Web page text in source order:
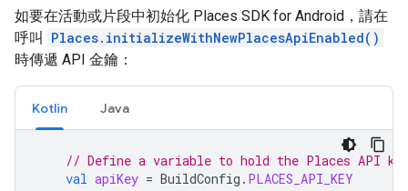
如要在活動或片段中初始化 Places SDK for Android，請在
呼叫
Places.initializeWithNewPlacesApiEnabled()
時傳遞 API 金鑰：
Kotlin Java
// Define a variable to hold the Places API
val apiKey = BuildConfig . PLACES_API_KEY